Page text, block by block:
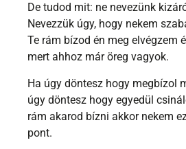
De tudod mit: ne nevezünk
Nevezzük úgy, hogy nekem
Te rám bízod én meg elvégzem
mert ahhoz már öreg vagyok.
Ha úgy döntesz hogy megbízol
úgy döntesz hogy egyedül
rám akarod bízni akkor nekem
pont.